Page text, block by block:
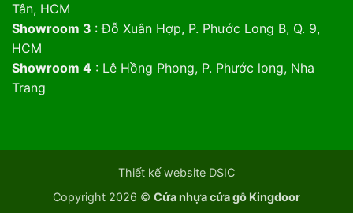
Tân, HCM
Showroom 3 : Đỗ Xuân Hợp, P. Phước Long B, Q. 9,
HCM
Showroom 4: Lê Hồng Phong, P. Phước long, Nha
Trang
Thiết kế website DSIC
Copyright 2026 © Cửa nhựa cửa gỗ Kingdoor